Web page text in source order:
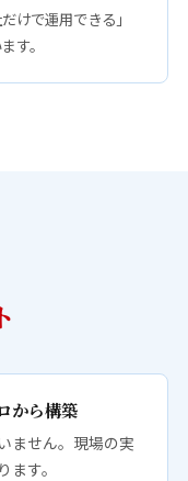
けで運用できる」
す。
から構築
ません。現場の実
す。